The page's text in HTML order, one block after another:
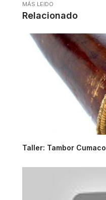
MÁS LEIDO
Relacionado
Taller: Tambor Cumaco